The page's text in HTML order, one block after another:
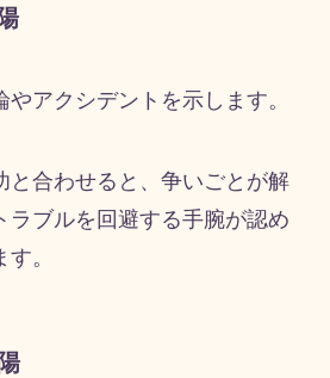
アクシデントを示します。
と合わせると、争いごとが解
ラブルを回避する手腕が認め
。